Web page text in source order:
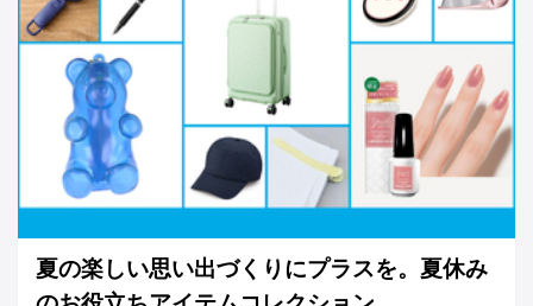
夏の楽しい思い出づくりにプラスを。夏休み